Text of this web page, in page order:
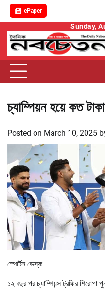
ePaper
content
Sunday,
চ্যাম্পিয়ন হয়ে কত
Posted on March 10, 2025
স্পোর্টস ডেস্ক
১২ বছর পর চ্যাম্পিয়ন্স ট্রফির